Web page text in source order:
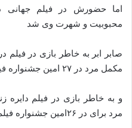
اما حضورش در فیلم جهانی
محبوبیت و شهرت وی شد
صابر ابر به خاطر بازی در فیلم
مکمل مرد در ۲۷ امین جشنواره فیلم فجر
و به خاطر بازی در فیلم دایره
مرد برای در ۲۶امین جشنواره فیلم فجر شد.